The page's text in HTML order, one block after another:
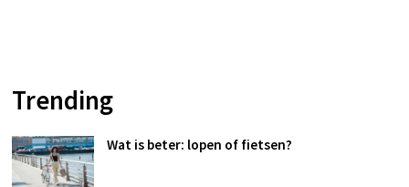
Trending
Wat is beter: lopen of fietsen?